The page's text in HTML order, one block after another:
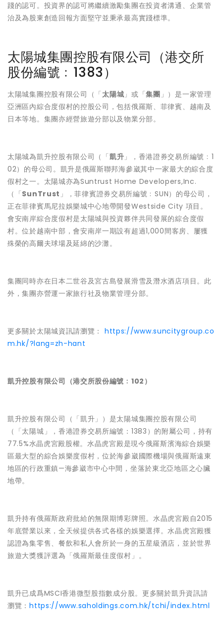
踐的認可。投資界的認可將繼續激勵集團在投資者溝通、企業管
治及為股東創造回報方面堅守並秉承最高實踐標準。
太陽城集團控股有限公司（港交所
股份編號﹕1383）
太陽城集團控股有限公司（「太陽城」或「集團」）是一家管理
亞洲區內綜合度假村的控股公司，包括俄羅斯、菲律賓、越南及
日本等地。集團亦經營旅遊分部以及物業分部。
太陽城為凱升控股有限公司（「凱升」，香港證券交易所編號﹕1
02）的母公司。凱升是俄羅斯聯邦海參崴其中一家最大的綜合度
假村之一。太陽城亦為Suntrust Home Developers,Inc.
（「SunTrust 」，菲律賓證券交易所編號﹕SUN）的母公司，
正在菲律賓馬尼拉娛樂城中心地帶開發Westside City 項目。
會安南岸綜合度假村是太陽城與投資夥伴共同發展的綜合度假
村。位於越南中部，會安南岸一期設有超過1,000間客房、屢獲
殊榮的高爾夫球場及延綿的沙灘。
集團同時亦在日本二世谷及宮古島發展滑雪及潛水酒店項目。此
外，集團亦營運一家旅行社及物業管理分部。
更多關於太陽城資訊請瀏覽： https://www.suncitygroup.co
m.hk/?lang=zh-hant
凱升控股有限公司（港交所股份編號﹕102）
凱升控股有限公司（「凱升」）是太陽城集團控股有限公司
（「太陽城」，香港證券交易所編號：1383）的附屬公司，持有
77.5%水晶虎宮殿股權。水晶虎宮殿是現今俄羅斯濱海綜合娛樂
區最大型的綜合娛樂度假村，位於海參崴國際機場與俄羅斯遠東
地區的行政重鎮—海參崴市中心中間，坐落於東北亞地區之心臟
地帶。
凱升持有俄羅斯政府批給的無限期博彩牌照。水晶虎宮殿自2015
年底營業以來，全天候提供各式各樣的娛樂選擇。水晶虎宮殿獲
認證為集零售、餐飲和私人會所於一身的五星級酒店，並於世界
旅遊大獎獲評選為「俄羅斯最佳度假村」。
凱升已成爲MSCI香港微型股指數成分股。更多關於凱升資訊請
瀏覽：https://www.saholdings.com.hk/tchi/index.html